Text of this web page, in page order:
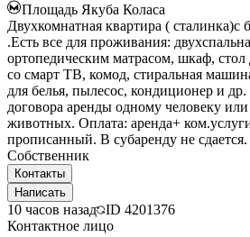
Площадь Якуба Коласа
Двухкомнатная квартира (
.Есть все для проживания:
ортопедическим матрасом, шкаф, стол
со смарт ТВ, комод, стиральная
для белья, пылесос, кондиционер и
договора аренды одному человеку или
животных. Оплата: аренда+
прописанный. В субаренду не
Собственник
Контакты
Написать
10 часов назад ID 4201376
Контактное лицо